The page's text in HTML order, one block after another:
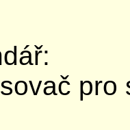
pro